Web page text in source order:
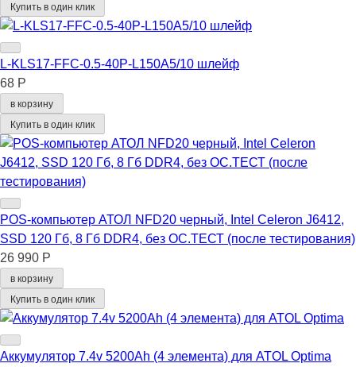
Купить в один клик
L-KLS17-FFC-0.5-40P-L150A5/10 шлейф
68 Р
в корзину
Купить в один клик
POS-компьютер АТОЛ NFD20 черный, Intel Celeron J6412,
SSD 120 Гб, 8 Гб DDR4, без ОС.ТЕСТ (после тестирования)
26 990 Р
в корзину
Купить в один клик
Аккумулятор 7.4v 5200Ah (4 элемента) для ATOL Optima